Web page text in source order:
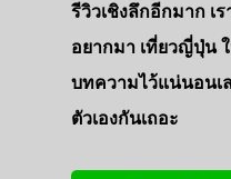
รีวิวเชิงลึกอีกมาก เ
อยากมา เที่ยวญี่ปุ่น
บทความไว้แน่นอนเ
ตัวเองกันเถอะ